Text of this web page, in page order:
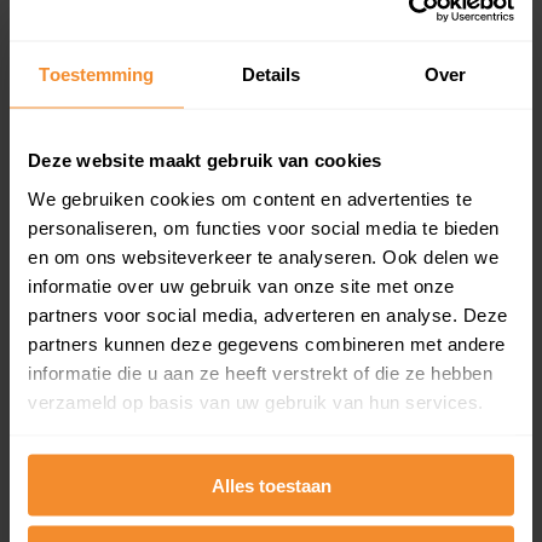
Toestemming Details Over
Deze website maakt gebruik van cookies
We gebruiken cookies om content en advertenties te
personaliseren, om functies voor social media te bieden
en om ons websiteverkeer te analyseren. Ook delen we
informatie over uw gebruik van onze site met onze
partners voor social media, adverteren en analyse. Deze
partners kunnen deze gegevens combineren met andere
informatie die u aan ze heeft verstrekt of die ze hebben
verzameld op basis van uw gebruik van hun services.
Alles toestaan
Koopsommenoverzicht (1 jaar gratis
Inclusief 1 jaar gratis updates
inclusief een jaar lang gratis updates van nieuwe
koopsommen.
Bekijk product
Direct leverbaar
Kadastrale kaart pakket
Alleen globale ligging perceel